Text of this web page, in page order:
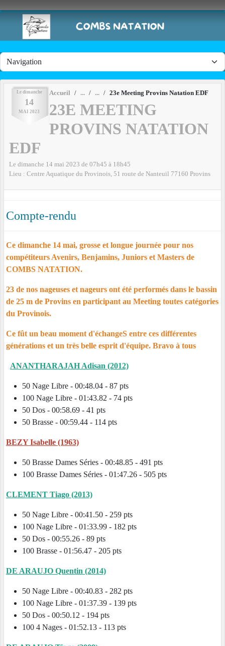
Le dimanche
14
MAI 2023
Accueil 23e Meeting Provins Natation EDF
23E MEETING
PROVINS NATATION
EDF
Le dimanche 14 mai 2023 de 07h45 à 18h45
Lieu : Centre Aquatique du Provinois, 51 route de Nanteuil 77160 Provins
Compte-rendu
Ce dimanche 14 mai, grosse et longue journée pour nos
compétiteurs Avenirs, Benjamins, Juniors et Masters de
COMBS NATATION.
23 de nos nageuses et nageurs ont été performés dans le bassin
de 25 m de Provins en participant au Meeting toutes catégories
du Provinois.
Ce fût un beau moment d'échangeS entre ces différentes
générations et un très belle esprit d'équipe. Bravo à tous
ANANTHARAJAH Adisan (2012)
50 Nage Libre - 00:48.04 - 87 pts
100 Nage Libre - 01:43.82 - 74 pts
50 Dos - 00:58.69 - 41 pts
50 Brasse - 00:59.44 - 114 pts
BEZY Isabelle (1963)
50 Brasse Dames Séries - 00:48.85 - 491 pts
100 Brasse Dames Séries - 01:47.26 - 505 pts
CLEMENT Tiago (2013)
50 Nage Libre - 00:41.50 - 259 pts
100 Nage Libre - 01:33.99 - 182 pts
50 Dos - 00:55.26 - 89 pts
100 Brasse - 01:56.47 - 205 pts
DE ARAUJO Quentin (2014)
50 Nage Libre - 00:40.83 - 282 pts
100 Nage Libre - 01:37.39 - 139 pts
50 Dos - 00:50.12 - 194 pts
100 4 Nages - 01:52.13 - 113 pts